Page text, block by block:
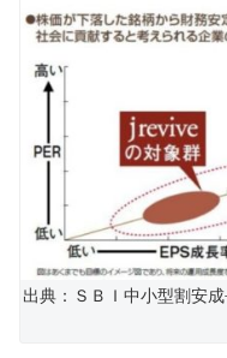
出典：ＳＢＩ中小型割安